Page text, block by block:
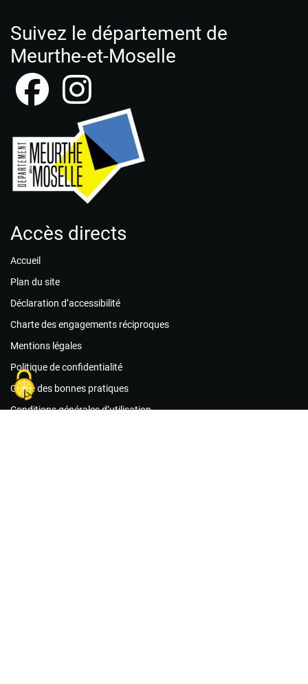
Suivez le département de
Meurthe-et-Moselle
Accès directs
Accueil
Plan du site
Déclaration d’accessibilité
Charte des engagements réciproques
Mentions légales
Politique de confidentialité
Guide des bonnes pratiques
Conditions générales d’utilisation